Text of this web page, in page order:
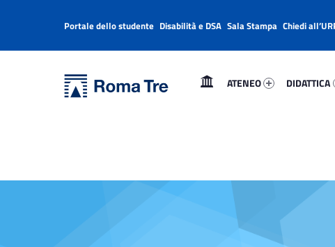
ATENEO
DIDATTICA
Header info sidebar
Portale dello studente Disabilità e DSA Sala Stampa Chiedi